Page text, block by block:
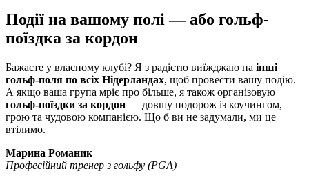
Події на вашому полі — або гольф-
поїздка за кордон
Бажаєте у власному клубі? Я з радістю виїжджаю на інші
гольф-поля по всіх Нідерландах, щоб провести вашу подію.
А якщо ваша група мріє про більше, я також організовую
гольф-поїздки за кордон — довшу подорож із коучингом,
грою та чудовою компанією. Що б ви не задумали, ми це
втілимо.
Марина Романик
Професійний тренер з гольфу (PGA)